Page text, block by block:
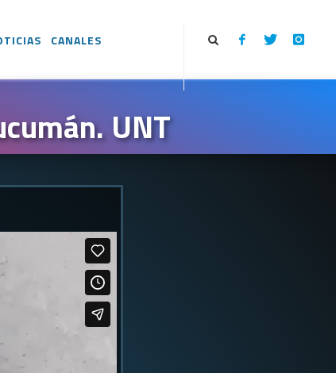
CANALES
UNT